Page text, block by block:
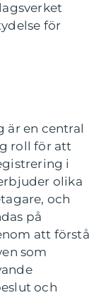
för
är en central
roll för att
i
olika
och
på
att förstå
som
och